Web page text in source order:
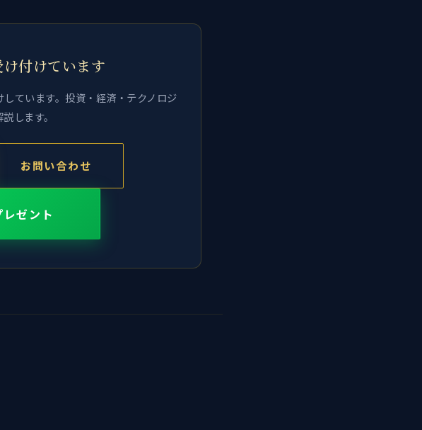
付けています
ています。投資・経済・テクノロジ
します。
お問い合わせ
ゼント